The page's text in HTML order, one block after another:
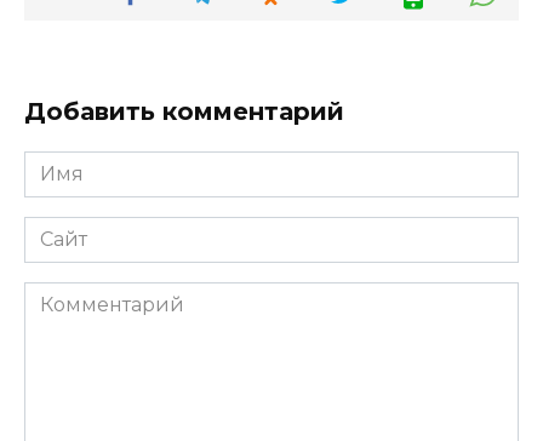
Добавить комментарий
Имя
*
Сайт
Комментарий